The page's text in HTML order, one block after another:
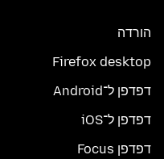
הורדה
Firefox desktop
דפדפן ל־Android
דפדפן ל־iOS
דפדפן Focus